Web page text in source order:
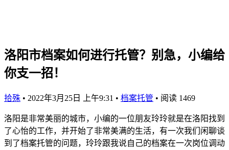
洛阳市档案如何进行托管？别急，小编给
你支一招！
拾殊 • 2022年3月25日 上午9:31 • 档案托管 • 阅读 1469
洛阳是非常美丽的城市，小编的一位朋友玲玲就是在洛阳找到
了心怡的工作，并开始了非常美满的生活，有一次我们闲聊谈
到了档案托管的问题，玲玲跟我说自己的档案在一次岗位调动